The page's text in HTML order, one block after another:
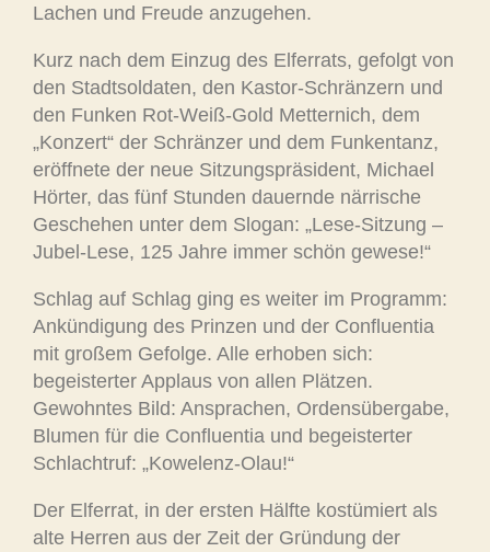
Lachen und Freude anzugehen.
Kurz nach dem Einzug des Elferrats, gefolgt von
den Stadtsoldaten, den Kastor-Schränzern und
den Funken Rot-Weiß-Gold Metternich, dem
„Konzert“ der Schränzer und dem Funkentanz,
eröffnete der neue Sitzungspräsident, Michael
Hörter, das fünf Stunden dauernde närrische
Geschehen unter dem Slogan: „Lese-Sitzung –
Jubel-Lese, 125 Jahre immer schön gewese!“
Schlag auf Schlag ging es weiter im Programm:
Ankündigung des Prinzen und der Confluentia
mit großem Gefolge. Alle erhoben sich:
begeisterter Applaus von allen Plätzen.
Gewohntes Bild: Ansprachen, Ordensübergabe,
Blumen für die Confluentia und begeisterter
Schlachtruf: „Kowelenz-Olau!“
Der Elferrat, in der ersten Hälfte kostümiert als
alte Herren aus der Zeit der Gründung der